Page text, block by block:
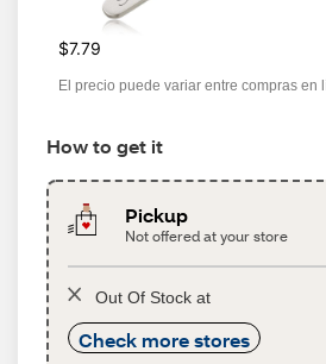
$7.79
El precio puede variar entre compras en
How to get it
Pickup
Not offered at your store
Out Of Stock at
Check more stores